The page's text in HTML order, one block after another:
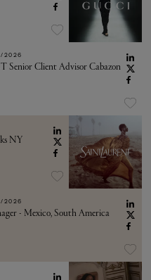
2026
Client Advisor Cabazon
NY
2026
- Mexico, South America